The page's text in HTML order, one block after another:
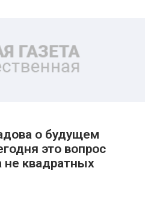
о будущем
это вопрос
не квадратных